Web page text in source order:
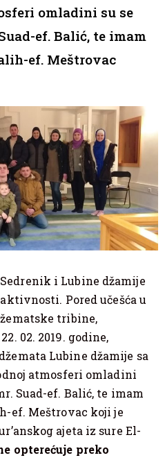
omladini su se
ef. Balić, te imam
ef. Meštrovac
i Lubine džamije
Pored učešća u
tribine,
02. 2019. godine,
Lubine džamije sa
atmosferi omladini
Suad-ef. Balić, te imam
ef. Meštrovac koji je
ajeta iz sure El-
opterećuje preko